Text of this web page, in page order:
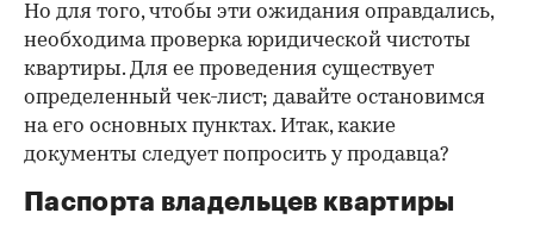
Но для того, чтобы эти ожидания оправдались,
необходима проверка юридической чистоты
квартиры. Для ее проведения существует
определенный чек-лист; давайте остановимся
на его основных пунктах. Итак, какие
документы следует попросить у продавца?
Паспорта владельцев квартиры